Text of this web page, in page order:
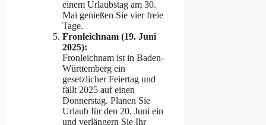
einem Urlaubstag am 30.
Mai genießen Sie vier freie
Tage.
Fronleichnam (19. Juni
2025):
Fronleichnam ist in Baden-
Württemberg ein
gesetzlicher Feiertag und
fällt 2025 auf einen
Donnerstag. Planen Sie
Urlaub für den 20. Juni ein
und verlängern Sie Ihr